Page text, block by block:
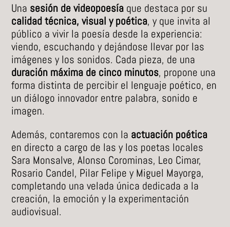
Una sesión de videopoesía que destaca por su
calidad técnica, visual y poética, y que invita al
público a vivir la poesía desde la experiencia:
viendo, escuchando y dejándose llevar por las
imágenes y los sonidos. Cada pieza, de una
duración máxima de cinco minutos, propone una
forma distinta de percibir el lenguaje poético, en
un diálogo innovador entre palabra, sonido e
imagen.
Además, contaremos con la actuación poética
en directo a cargo de las y los poetas locales
Sara Monsalve, Alonso Corominas, Leo Cimar,
Rosario Candel, Pilar Felipe y Miguel Mayorga,
completando una velada única dedicada a la
creación, la emoción y la experimentación
audiovisual.